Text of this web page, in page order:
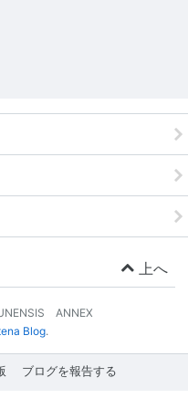
上へ
ANNEX
Blog.
ブログを報告する